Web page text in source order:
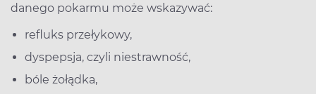
danego pokarmu może wskazywać:
refluks przełykowy,
dyspepsja, czyli niestrawność,
bóle żołądka,